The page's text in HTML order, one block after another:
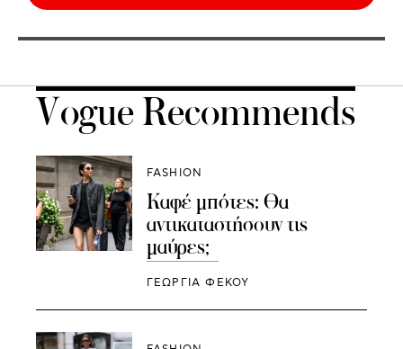
Vogue Recommends
FASHION
Καφέ μπότες: Θα
αντικαταστήσουν τις
μαύρες;
ΓΕΩΡΓΙΑ ΦΕΚΟΥ